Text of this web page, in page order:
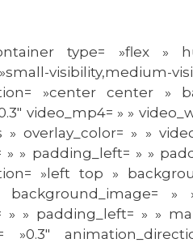
type= »flex »
visibility,medium-
»center center »
video_mp4= » »
» overlay_color= » »
» padding_left= » »
»left top »
background_image=
» » padding_left= » »
»0.3″